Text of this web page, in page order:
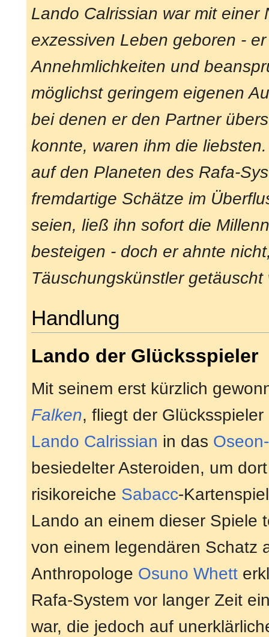
Lando Calrissian war mit einer
exzessiven Leben geboren -
Annehmlichkeiten und
möglichst geringem eigenen
bei denen er den Partner
konnte, waren ihm die
auf den Planeten des Rafa-
fremdartige Schätze im
seien, ließ ihn sofort die
besteigen - doch er ahnte
Täuschungskünstler
Handlung
Lando der Glücksspieler
Mit seinem erst kürzlich
Falken, fliegt der
Lando Calrissian in das
besiedelter Asteroiden, um
risikoreiche Sabacc-
Lando an einem dieser Spiele
von einem legendären Schatz
Anthropologe Osuno Whett
Rafa-System vor langer Zeit
war, die jedoch auf